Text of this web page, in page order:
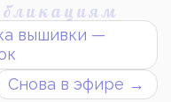
вышивки —
Снова в эфире →